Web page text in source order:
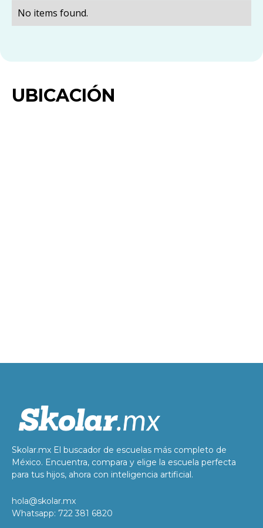
No items found.
UBICACIÓN
Skolar.mx El buscador de escuelas más completo de
México. Encuentra, compara y elige la escuela perfecta
para tus hijos, ahora con inteligencia artificial.
hola@skolar.mx
Whatsapp: 722 381 6820